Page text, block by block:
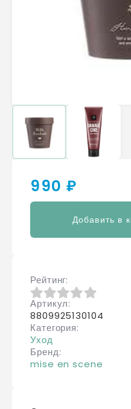
990 ₽
Добавить в
Рейтинг
0из 5
Артикул
8809925130104
Категория
Уход
Бренд
mise en scene